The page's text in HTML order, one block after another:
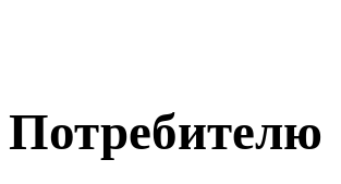
Потребителю